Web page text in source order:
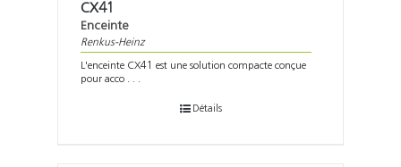
CX41
Enceinte
Renkus-Heinz
L'enceinte CX41 est une solution compacte conçue
pour acco . . .
Détails